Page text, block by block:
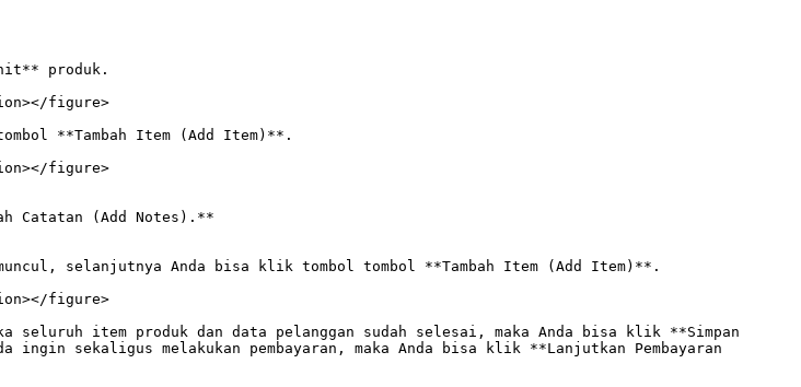
produk.
figure>
**Tambah Item (Add Item)**.
figure>
Catatan (Add Notes).**
selanjutnya Anda bisa klik tombol tombol **Tambah Item (Add Item)**.
figure>
item produk dan data pelanggan sudah selesai, maka Anda bisa klik **Simpan
sekaligus melakukan pembayaran, maka Anda bisa klik **Lanjutkan Pembayaran